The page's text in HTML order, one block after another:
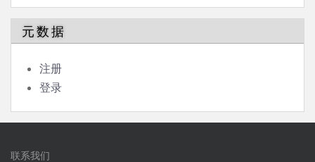
元数据
注册
登录
联系我们